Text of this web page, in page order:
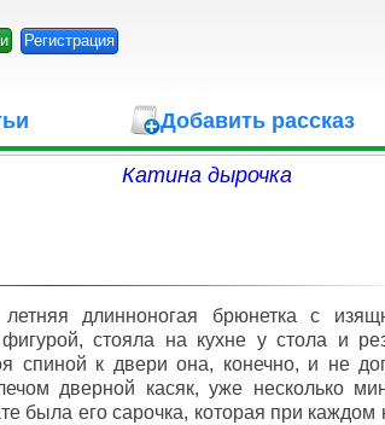
Регистрация
Добавить рассказ
Катина дырочка
длинноногая брюнетка с
стояла на кухне у стола и
спиной к двери она, конечно, и не
дверной касяк, уже несколько
была его сарочка, которая при